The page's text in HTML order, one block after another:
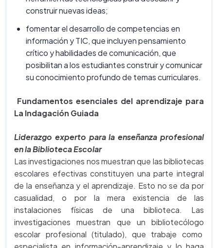
construir nuevas ideas;
fomentar el desarrollo de competencias en
información y TIC, que incluyen pensamiento
crítico y habilidades de comunicación, que
posibilitan a los estudiantes construir y comunicar
su conocimiento profundo de temas curriculares.
Fundamentos esenciales del aprendizaje para
La Indagación Guiada
Liderazgo experto para la enseñanza profesional
en la Biblioteca Escolar
Las investigaciones nos muestran que las bibliotecas
escolares efectivas constituyen una parte integral
de la enseñanza y el aprendizaje. Esto no se da por
casualidad, o por la mera existencia de las
instalaciones físicas de una biblioteca. Las
investigaciones muestran que un bibliotecólogo
escolar profesional (titulado), que trabaje como